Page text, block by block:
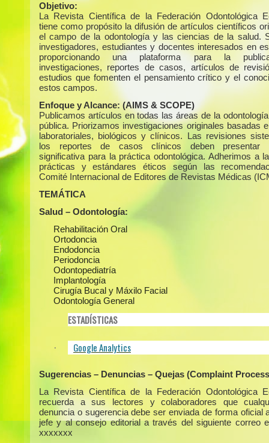
Objetivo:
La Revista Científica de la Federación Odontológica
tiene como propósito la difusión de artículos científicos
el campo de la odontología y las ciencias de la salud.
investigadores, estudiantes y docentes interesados en
proporcionando una plataforma para la
investigaciones, reportes de casos, artículos de
estudios que fomenten el pensamiento crítico y el
estos campos.
Enfoque y Alcance: (AIMS & SCOPE)
Publicamos artículos en todas las áreas de la
pública. Priorizamos investigaciones originales basadas
laboratoriales, biológicos y clínicos. Las revisiones
los reportes de casos clínicos deben presentar
significativa para la práctica odontológica. Adherimos a
prácticas y estándares éticos según las
Comité Internacional de Editores de Revistas Médicas
TEMÁTICA
Salud – Odontología:
Rehabilitación Oral
Ortodoncia
Endodoncia
Periodoncia
Odontopediatría
Implantología
Cirugía Bucal y Máxilo Facial
Odontología General
ESTADÍSTICAS
· Google Analytics
Sugerencias – Denuncias – Quejas (Complaint
La Revista Científica de la Federación Odontológica
recuerda a sus lectores y colaboradores que
denuncia o sugerencia debe ser enviada de forma oficial
jefe y al consejo editorial a través del siguiente correo
xxxxxxx